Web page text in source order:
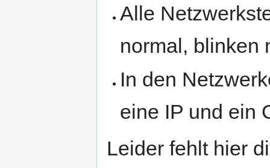
Alle
normal, blinken
In den
eine IP und ein
Leider fehlt hier